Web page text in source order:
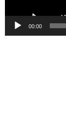
00:00